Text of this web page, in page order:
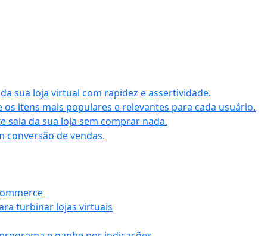
sua loja virtual com rapidez e assertividade.
os itens mais populares e relevantes para cada usuário.
saia da sua loja sem comprar nada.
conversão de vendas.
turbinar lojas virtuais